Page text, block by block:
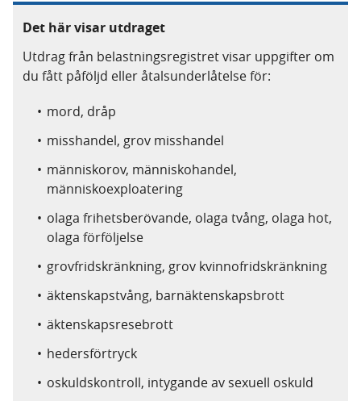
Det här visar utdraget
Utdrag från belastningsregistret visar uppgifter om
du fått påföljd eller åtalsunderlåtelse för:
mord, dråp
misshandel, grov misshandel
människorov, människohandel,
människoexploatering
olaga frihetsberövande, olaga tvång, olaga hot,
olaga förföljelse
grovfridskränkning, grov kvinnofridskränkning
äktenskapstvång, barnäktenskapsbrott
äktenskapsresebrott
hedersförtryck
oskuldskontroll, intygande av sexuell oskuld